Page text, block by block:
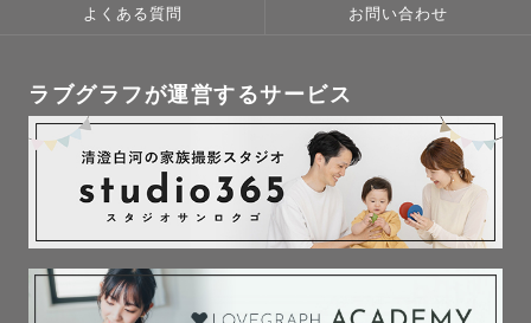
よくある質問 お問い合わせ
ラブグラフが運営するサービス